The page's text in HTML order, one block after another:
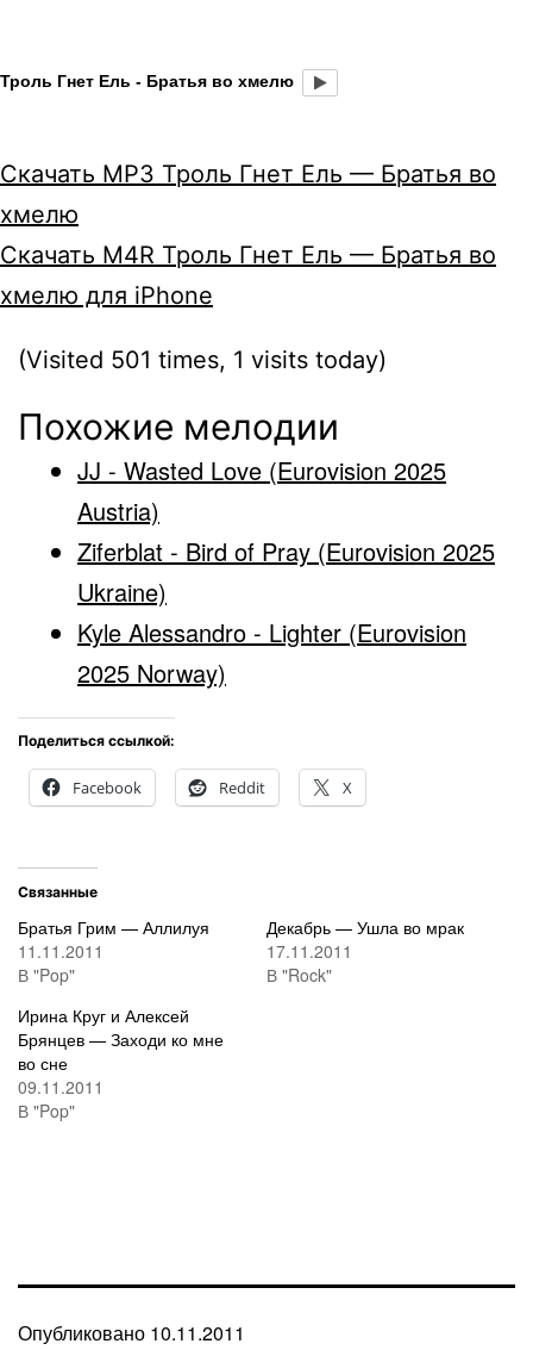
Троль Гнет Ель - Братья во хмелю
Скачать MP3 Троль Гнет Ель — Братья во
хмелю
Скачать M4R Троль Гнет Ель — Братья во
хмелю для iPhone
(Visited 501 times, 1 visits today)
Похожие мелодии
JJ - Wasted Love (Eurovision 2025
Austria)
Ziferblat - Bird of Pray (Eurovision 2025
Ukraine)
Kyle Alessandro - Lighter (Eurovision
2025 Norway)
Поделиться ссылкой:
Facebook Reddit X
Связанные
Братья Грим — Аллилуя
11.11.2011
В "Pop"
Декабрь — Ушла во мрак
17.11.2011
В "Rock"
Ирина Круг и Алексей
Брянцев — Заходи ко мне
во сне
09.11.2011
В "Pop"
Опубликовано 10.11.2011